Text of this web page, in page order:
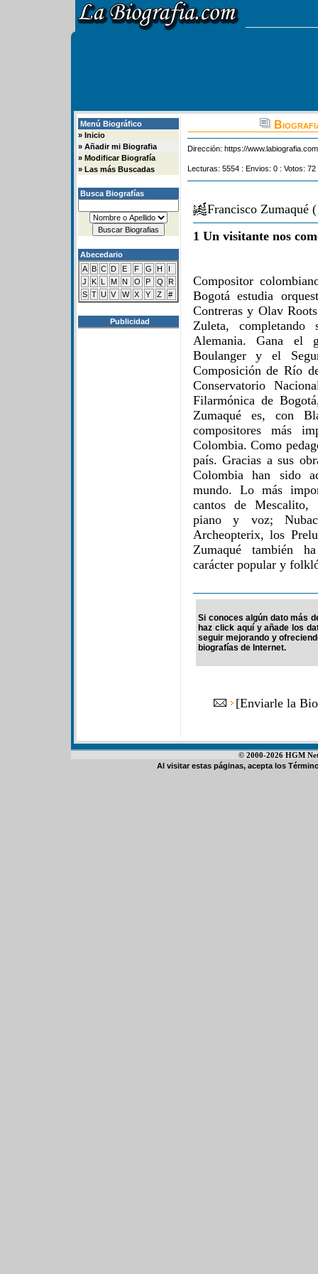
Menú Biográfico
» Inicio
» Añadir mi Biografia
» Modificar Biografía
» Las más Buscadas
Busca Biografías
Abecedario
A B C D E F G H
I
J
K L M N O P Q
R
S T U V W X Y Z #
Publicidad
Dirección: https://
Lecturas: 5554 : Envios: 0 : Votos:
Francisco Zumaqué
1 Un visitante nos
Compositor
Bogotá estudia
Contreras y Olav
Zuleta,
Alemania. Gana el
Boulanger y el
Composición de Río
Conservatorio
Filarmónica de
Zumaqué es, con
compositores más
Colombia. Como
país. Gracias a sus
Colombia han sido
mundo. Lo más
cantos de Mescalito,
piano y voz;
Archeopterix, los
Zumaqué también
carácter popular y
Si conoces algún dato más
haz click aquí y añade los
seguir mejorando y
biografías de Internet.
[Enviarle la
© 2000-2026 HGM
Al visitar estas páginas, acepta los